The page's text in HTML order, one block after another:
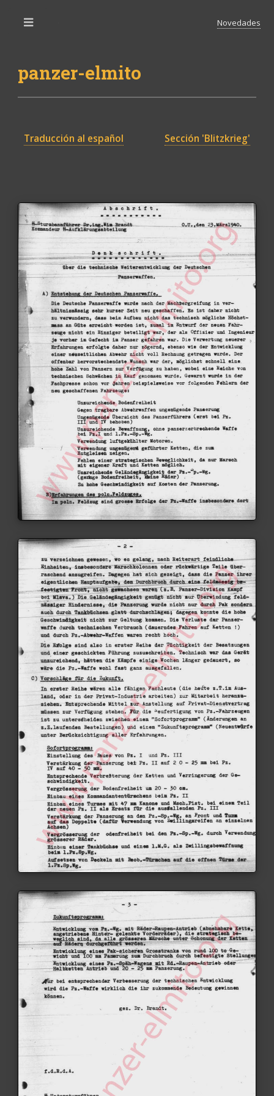
panzer-elmito
Novedades
Traducción al español Sección 'Blitzkrieg'